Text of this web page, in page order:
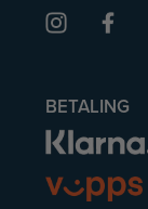
BETALING